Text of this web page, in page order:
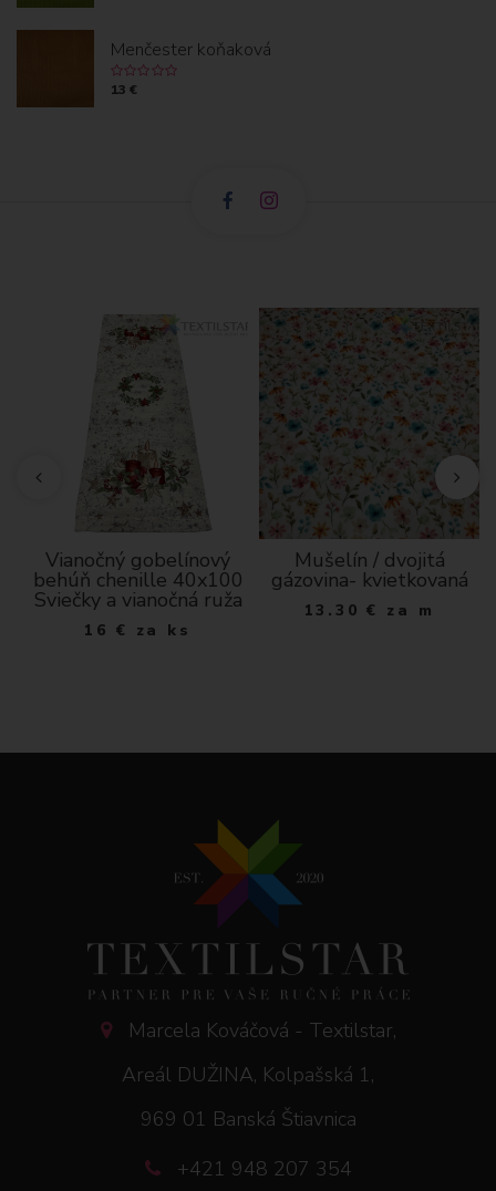
Menčester koňaková
13 €
Vianočný gobelínový
behúň chenille 40x100
Sviečky a vianočná ruža
16 € za ks
Mušelín / dvojitá
gázovina- kvietkovaná
13.30 € za m
Marcela Kováčová - Textilstar,
Areál DUŽINA, Kolpašská 1,
969 01 Banská Štiavnica
+421 948 207 354